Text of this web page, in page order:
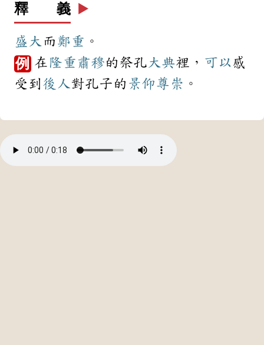
釋 義 ▶️
盛大 而 鄭重 。
例 在 隆重肅穆的祭孔 大典裡， 可以感
受到 後人對孔子的 景仰尊崇 。